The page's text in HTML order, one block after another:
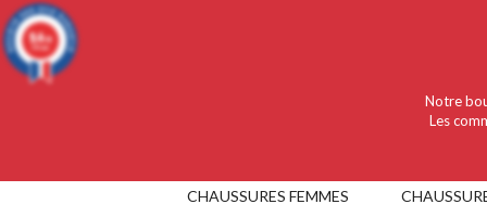
CHAUSSURES FEMMES
Notre
Les
9.4/10